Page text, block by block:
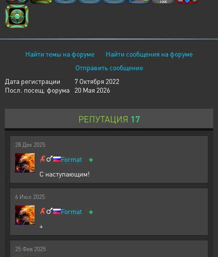
Найти темы на форуме
Найти сообщения на форуме
Отправить сообщение
Дата регистрации
7 Октября 2022
Посл. посещ. форума
20 Мая 2026
РЕПУТАЦИЯ 17
28 Дек 2025
Format +
С наступающим!
6 Июл 2025
Format +
+
25 Фев 2025